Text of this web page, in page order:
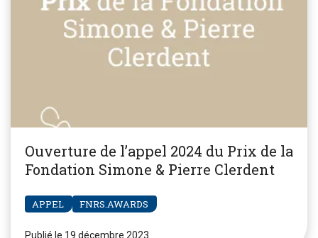
Ouverture de l’appel 2024 du Prix de la
Fondation Simone & Pierre Clerdent
APPEL FNRS.AWARDS
Publié le 19 décembre 2023